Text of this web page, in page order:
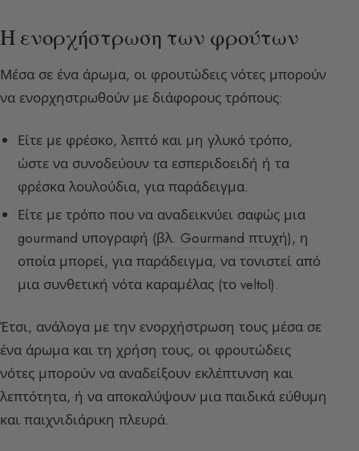
Η ενορχήστρωση των φρούτων
Μέσα σε ένα άρωμα, οι φρουτώδεις νότες μπορούν
να ενορχηστρωθούν με διάφορους τρόπους:
Είτε με φρέσκο, λεπτό και μη γλυκό τρόπο,
ώστε να συνοδεύουν τα εσπεριδοειδή ή τα
φρέσκα λουλούδια, για παράδειγμα.
Είτε με τρόπο που να αναδεικνύει σαφώς μια
gourmand υπογραφή (βλ. Gourmand πτυχή), η
οποία μπορεί, για παράδειγμα, να τονιστεί από
μια συνθετική νότα καραμέλας (το veltol).
Έτσι, ανάλογα με την ενορχήστρωση τους μέσα σε
ένα άρωμα και τη χρήση τους, οι φρουτώδεις
νότες μπορούν να αναδείξουν εκλέπτυνση και
λεπτότητα, ή να αποκαλύψουν μια παιδικά εύθυμη
και παιχνιδιάρικη πλευρά.